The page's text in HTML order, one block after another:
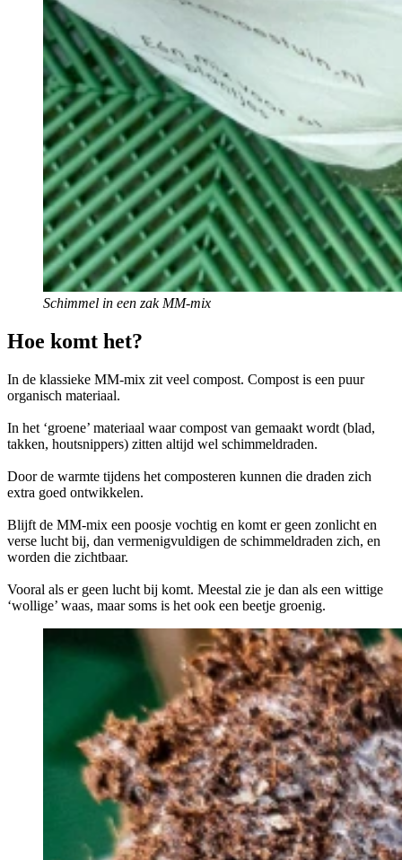
Schimmel in een zak MM-mix
Hoe komt het?
In de klassieke MM-mix zit veel compost. Compost is een puur
organisch materiaal.
In het ‘groene’ materiaal waar compost van gemaakt wordt (blad,
takken, houtsnippers) zitten altijd wel schimmeldraden.
Door de warmte tijdens het composteren kunnen die draden zich
extra goed ontwikkelen.
Blijft de MM-mix een poosje vochtig en komt er geen zonlicht en
verse lucht bij, dan vermenigvuldigen de schimmeldraden zich, en
worden die zichtbaar.
Vooral als er geen lucht bij komt. Meestal zie je dan als een wittige
‘wollige’ waas, maar soms is het ook een beetje groenig.